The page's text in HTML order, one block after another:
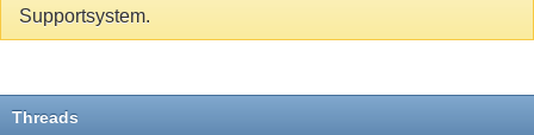
Supportsystem.
Threads